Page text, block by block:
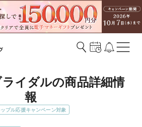
イダルの商品詳細情
報
ップル応援キャンペーン対象